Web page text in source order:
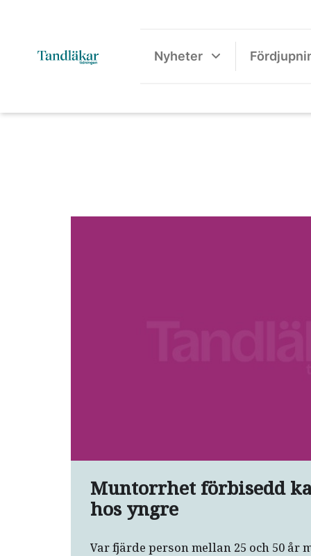
Nyheter
Muntorrhet förbisedd
hos yngre
Var fjärde person mellan 25 och 50 år